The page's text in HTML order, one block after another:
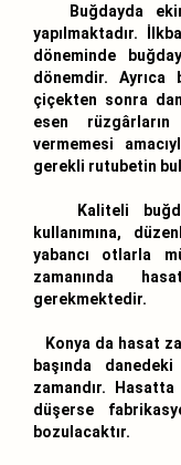
Buğdayda
yapılmaktadır.
döneminde
dönemdir. Ayrıca
çiçekten sonra
esen
vermemesi
gerekli rutubetin
Kaliteli
kullanımına,
yabancı otlarla
zamanında
gerekmektedir.
Konya da hasat
başında
zamandır.
düşerse
bozulacaktır.